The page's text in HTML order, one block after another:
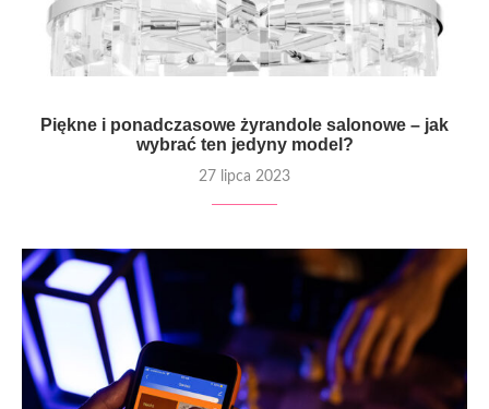
Piękne i ponadczasowe żyrandole salonowe – jak
wybrać ten jedyny model?
27 lipca 2023